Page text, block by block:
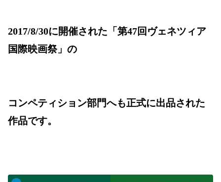
2017/8/30に開催された「第47回ヴェネツィア
国際映画祭」の
コンペティション部門へも正式に出品された
作品です。